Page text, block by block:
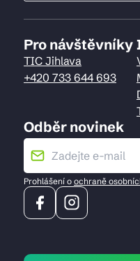
Pro návštěvníky
TIC Jihlava
+420 733 644 693
Odběr novinek
Prohlášení o ochraně